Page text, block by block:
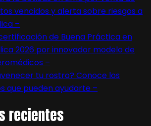
vencidos y alerta sobre riesgos a
–
de Buena Práctica en
2026 por innovador modelo de
–
tu rostro? Conoce los
que pueden ayudarte –
recientes